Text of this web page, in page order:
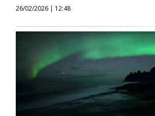
26/02/2026 | 12:48